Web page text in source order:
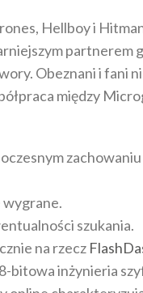
Hellboy i
partnerem
Obeznani i fani
między
wygrane.
szukania.
na rzecz
bitowa inżynieria